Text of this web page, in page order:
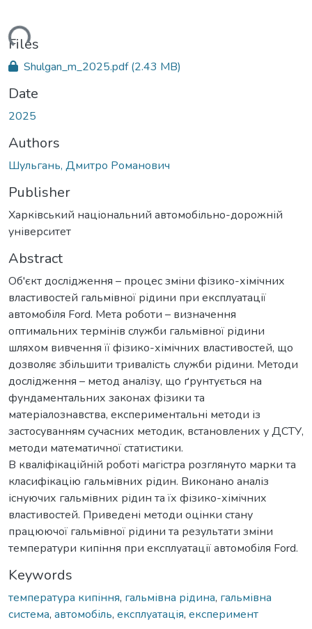
Files
Shulgan_m_2025.pdf(2.43 MB)
Date
2025
Authors
Шульгань, Дмитро Романович
Publisher
Харківський національний автомобільно-дорожній
університет
Abstract
Об'єкт дослідження – процес зміни фізико-хімічних
властивостей гальмівної рідини при експлуатації
автомобіля Ford. Мета роботи – визначення
оптимальних термінів служби гальмівної рідини
шляхом вивчення її фізико-хімічних властивостей, що
дозволяє збільшити тривалість служби рідини. Методи
дослідження – метод аналізу, що ґрунтується на
фундаментальних законах фізики та
матеріалознавства, експериментальні методи із
застосуванням сучасних методик, встановлених у ДСТУ,
методи математичної статистики.
В кваліфікаційній роботі магістра розглянуто марки та
класифікацію гальмівних рідин. Виконано аналіз
існуючих гальмівних рідин та їх фізико-хімічних
властивостей. Приведені методи оцінки стану
працюючої гальмівної рідини та результати зміни
температури кипіння при експлуатації автомобіля Ford.
Keywords
температура кипіння, гальмівна рідина, гальмівна
система, автомобіль, експлуатація, експеримент